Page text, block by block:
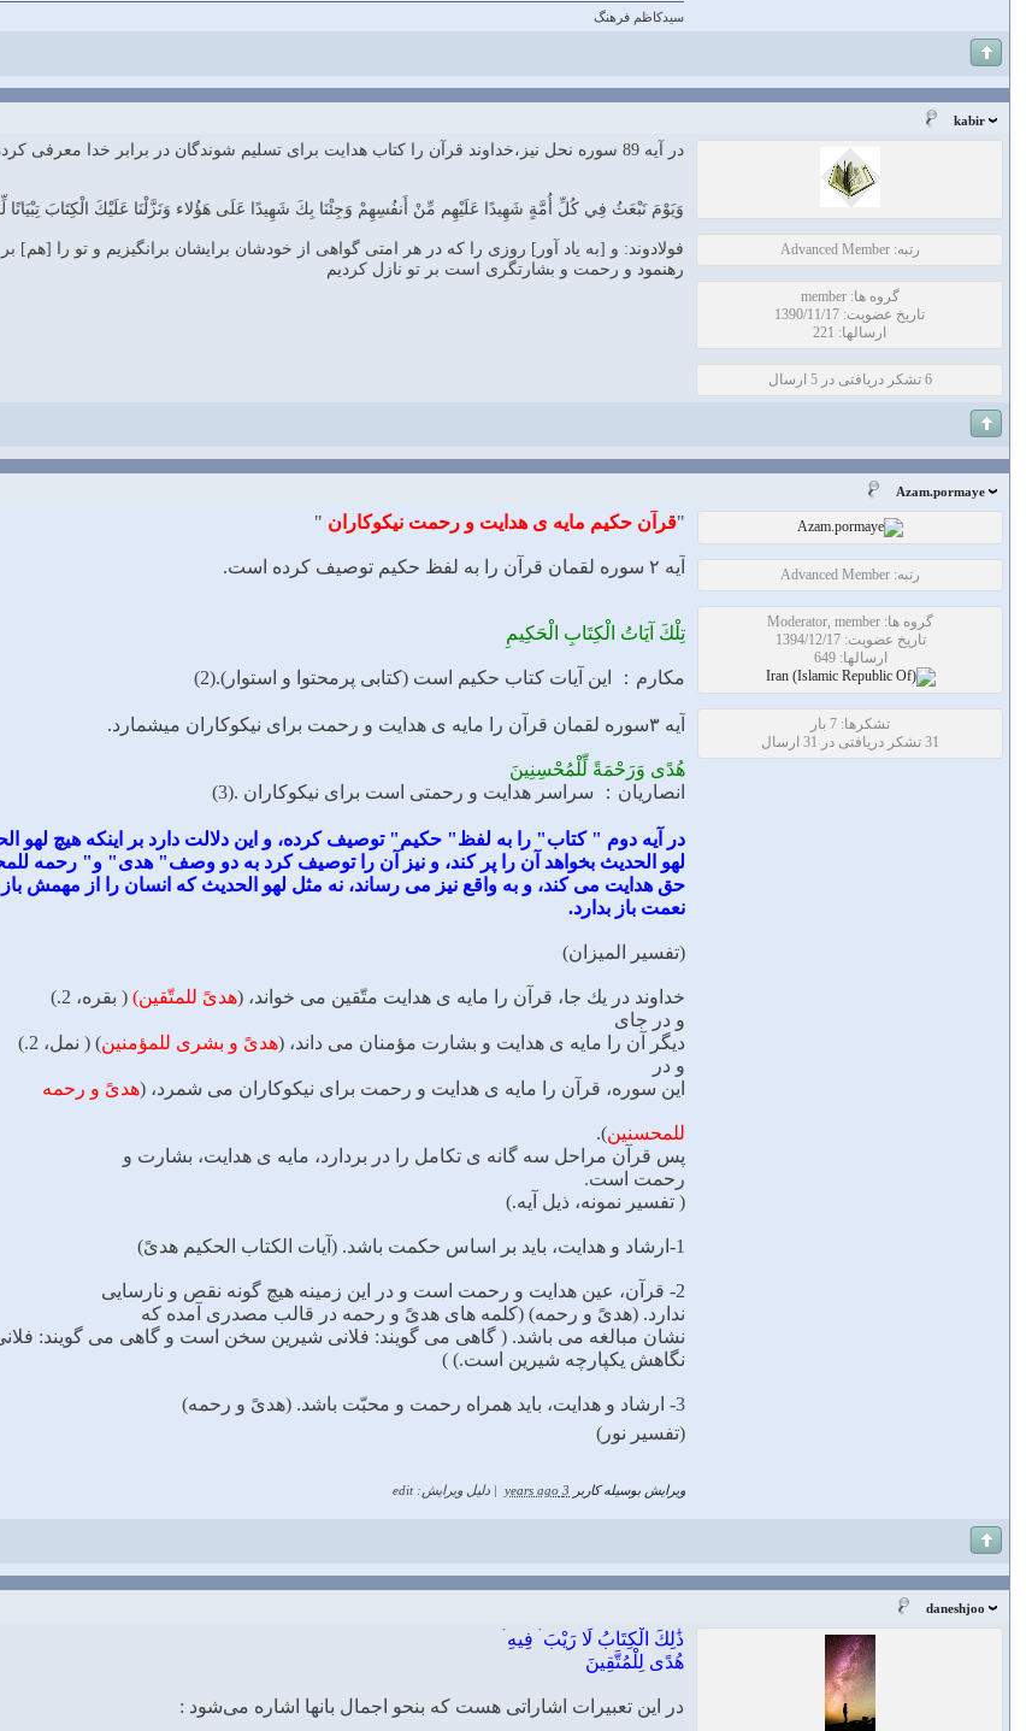
سیدکاظم فرهنگ
kabir
رتبه: Advanced Member
گروه ها: member
تاریخ عضویت: 1390/11/17
ارسالها: 221
6 تشکر دریافتی در 5 ارسال
در آیه 89 سوره نحل نیز،خداوند قرآن را کتاب هدایت برای تسلیم شوندگان در برابر خدا معرفی کرده است
وَيَوْمَ نَبْعَثُ فِي كُلِّ أُمَّةٍ شَهِيدًا عَلَيْهِم مِّنْ أَنفُسِهِمْ وَجِئْنَا بِكَ شَهِيدًا عَلَى هَؤُلاء وَنَزَّلْنَا عَلَيْكَ الْكِتَابَ
فولادوند: و [به ياد آور] روزى را كه در هر امتى گواهى از خودشان برايشان برانگيزيم و تو را
رهنمود و رحمت و بشارتگرى است بر تو نازل كرديم
Azam.pormaye
رتبه: Advanced Member
گروه ها: Moderator, member
تاریخ عضویت: 1394/12/17
ارسالها: 649
تشکرها: 7 بار
31 تشکر دریافتی در 31 ارسال
"قرآن حکیم مایه ی هدایت و رحمت نیکوکاران "
آیه ۲ سوره لقمان قرآن را به لفظ حکیم توصیف کرده است.
تِلْكَ آيَاتُ الْكِتَابِ الْحَكِيمِ
مکارم： ﺍﻳﻦ ﺁﻳﺎﺕ ﻛﺘﺎﺏ ﺣﻜﻴﻢ ﺍﺳﺖ (ﻛﺘﺎﺑﻰ ﭘﺮﻣﺤﺘﻮﺍ ﻭ ﺍﺳﺘﻮﺍﺭ).(2)
آیه ۳سوره لقمان قرآن را مایه ی هدایت و رحمت برای نیکوکاران میشمارد.
هُدًى وَرَحْمَةً لِّلْمُحْسِنِينَ
انصاریان： ﺳﺮﺍﺳﺮ ﻫﺪﺍﻳﺖ ﻭ ﺭﺣﻤﺘﻰ ﺍﺳﺖ ﺑﺮﺍﻯ ﻧﻴﻜﻮﻛﺎﺭﺍﻥ .(3)
در آیه دوم " ﻛﺘﺎﺏ" ﺭﺍ ﺑﻪ ﻟﻔﻆ" ﺣﻜﻴﻢ" ﺗﻮﺻﻴﻒ ﻛﺮﺩﻩ، ﻭ ﺍﻳﻦ ﺩﻟﺎﻟﺖ ﺩﺍﺭﺩ ﺑﺮ ﺍﻳﻨﻜﻪ ﻫﻴﭻ
ﻟﻬﻮ ﺍﻟﺤﺪﻳﺚ ﺑﺨﻮﺍﻫﺪ ﺁﻥ ﺭﺍ ﭘﺮ ﻛﻨﺪ، ﻭ ﻧﻴﺰ ﺁﻥ ﺭﺍ ﺗﻮﺻﻴﻒ ﻛﺮﺩ ﺑﻪ ﺩﻭ ﻭﺻﻒ" ﻫﺪﻯ" ﻭ" ﺭﺣﻤﻪ
ﺣﻖ ﻫﺪﺍﻳﺖ ﻣﻰ ﻛﻨﺪ، ﻭ ﺑﻪ ﻭﺍﻗﻊ ﻧﻴﺰ ﻣﻰ ﺭﺳﺎﻧﺪ، ﻧﻪ ﻣﺜﻞ ﻟﻬﻮ ﺍﻟﺤﺪﻳﺚ ﻛﻪ ﺍﻧﺴﺎﻥ ﺭﺍ ﺍﺯ ﻣﻬﻤﺶ
ﻧﻌﻤﺖ ﺑﺎﺯ ﺑﺪﺍﺭﺩ.
(تفسیر المیزان)
ﺧﺪﺍﻭﻧﺪ ﺩﺭ ﻳﻚ ﺟﺎ، ﻗﺮﺁﻥ ﺭﺍ ﻣﺎﻳﻪ ﻯ ﻫﺪﺍﻳﺖ ﻣﺘّﻘﻴﻦ ﻣﻰ ﺧﻮﺍﻧﺪ، (ﻫﺪﻯً ﻟﻠﻤﺘّﻘﻴﻦ) ( ﺑﻘﺮﻩ، 2.)
ﻭ ﺩﺭ ﺟﺎﻯ
ﺩﻳﮕﺮ ﺁﻥ ﺭﺍ ﻣﺎﻳﻪ ﻯ ﻫﺪﺍﻳﺖ ﻭ ﺑﺸﺎﺭﺕ ﻣﺆﻣﻨﺎﻥ ﻣﻰ ﺩﺍﻧﺪ، (ﻫﺪﻯً ﻭ ﺑﺸﺮﻯ ﻟﻠﻤﺆﻣﻨﻴﻦ) ( ﻧﻤﻞ، 2.)
ﻭ ﺩﺭ
ﺍﻳﻦ ﺳﻮﺭﻩ، ﻗﺮﺁﻥ ﺭﺍ ﻣﺎﻳﻪ ﻯ ﻫﺪﺍﻳﺖ ﻭ ﺭﺣﻤﺖ ﺑﺮﺍﻯ ﻧﻴﻜﻮﻛﺎﺭﺍﻥ ﻣﻰ ﺷﻤﺮﺩ، (ﻫﺪﻯً ﻭ ﺭﺣﻤﻪ
ﻟﻠﻤﺤﺴﻨﻴﻦ).
ﭘﺲ ﻗﺮﺁﻥ ﻣﺮﺍﺣﻞ ﺳﻪ ﮔﺎﻧﻪ ﻯ ﺗﻜﺎﻣﻞ ﺭﺍ ﺩﺭ ﺑﺮﺩﺍﺭﺩ، ﻣﺎﻳﻪ ﻯ ﻫﺪﺍﻳﺖ، ﺑﺸﺎﺭﺕ ﻭ
ﺭﺣﻤﺖ ﺍﺳﺖ.
( ﺗﻔﺴﻴﺮ ﻧﻤﻮﻧﻪ، ﺫﻳﻞ ﺁﻳﻪ.)
1-ﺍﺭﺷﺎﺩ ﻭ ﻫﺪﺍﻳﺖ، ﺑﺎﻳﺪ ﺑﺮ ﺍﺳﺎﺱ ﺣﻜﻤﺖ ﺑﺎﺷﺪ. (ﺁﻳﺎﺕ ﺍﻟﻜﺘﺎﺏ ﺍﻟﺤﻜﻴﻢ ﻫﺪﻯً)
2- ﻗﺮﺁﻥ، ﻋﻴﻦ ﻫﺪﺍﻳﺖ ﻭ ﺭﺣﻤﺖ ﺍﺳﺖ ﻭ ﺩﺭ ﺍﻳﻦ ﺯﻣﻴﻨﻪ ﻫﻴﭻ ﮔﻮﻧﻪ ﻧﻘﺺ ﻭ ﻧﺎﺭﺳﺎﻳﻰ
ﻧﺪﺍﺭﺩ. (ﻫﺪﻯً ﻭ ﺭﺣﻤﻪ) (ﻛﻠﻤﻪ ﻫﺎﻯ ﻫﺪﻯً ﻭ ﺭﺣﻤﻪ ﺩﺭ ﻗﺎﻟﺐ ﻣﺼﺪﺭﻯ ﺁﻣﺪﻩ ﻛﻪ
ﻧﺸﺎﻥ ﻣﺒﺎﻟﻐﻪ ﻣﻰ ﺑﺎﺷﺪ. ( ﮔﺎﻫﻰ ﻣﻰ ﮔﻮﻳﻨﺪ: ﻓﻠﺎﻧﻰ ﺷﻴﺮﻳﻦ ﺳﺨﻦ ﺍﺳﺖ ﻭ ﮔﺎﻫﻰ ﻣﻰ ﮔﻮﻳﻨﺪ:
ﻧﮕﺎﻫﺶ ﻳﻜﭙﺎﺭﭼﻪ ﺷﻴﺮﻳﻦ ﺍﺳﺖ.) )
3- ﺍﺭﺷﺎﺩ ﻭ ﻫﺪﺍﻳﺖ، ﺑﺎﻳﺪ ﻫﻤﺮﺍﻩ ﺭﺣﻤﺖ ﻭ ﻣﺤﺒّﺖ ﺑﺎﺷﺪ. (ﻫﺪﻯً ﻭ ﺭﺣﻤﻪ)
(تفسیر نور)
ویرایش بوسیله کاربر 3 years ago دلیل ویرایش: edit
daneshjoo
ذَٰلِكَ الْكِتَابُ لَا رَيْبَ ۛ فِيهِ ۛ
هُدًى لِلْمُتَّقِينَ
در این تعبیرات اشاراتی هست که بنحو اجمال بانها اشاره می‌شود :